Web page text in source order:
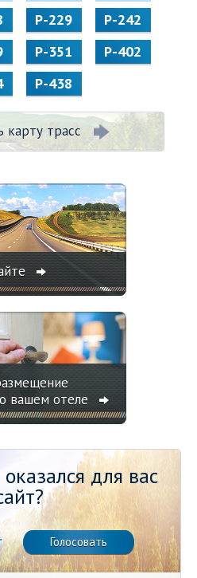
Р-229
Р-242
Р-351
Р-402
Р-438
карту трасс
вашем отеле
для вас